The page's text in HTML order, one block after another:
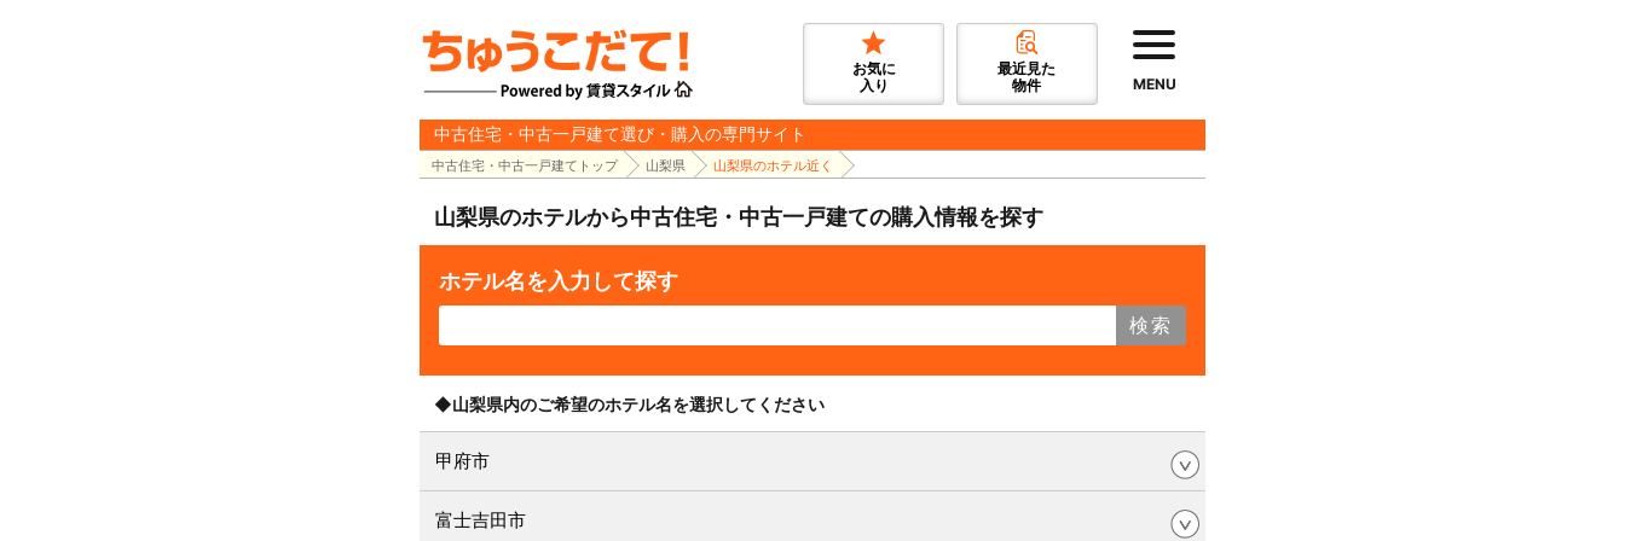
お気に
入り
最近見た
物件
MENU
中古住宅・中古一戸建て選び・購入の専門サイト
中古住宅・中古一戸建てトップ 山梨県 山梨県のホテル近く
山梨県のホテルから中古住宅・中古一戸建ての購入情報を探す
ホテル名を入力して探す
検索
◆山梨県内のご希望のホテル名を選択してください
甲府市
富士吉田市